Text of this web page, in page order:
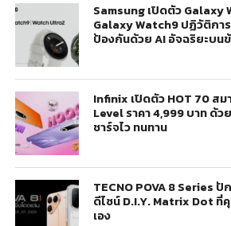
Samsung เปิดตัว Galaxy
Galaxy Watch9 ปฏิวัติกา
ป้องกันด้วย AI อัจฉริยะบน
Infinix เปิดตัว HOT 70 ส
Level ราคา 4,999 บาท ด้ว
ชาร์จไว ทนทาน
TECNO POVA 8 Series ปั
ดีไซน์ D.I.Y. Matrix Dot
เอง